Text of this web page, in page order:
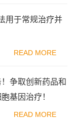
用于常规治疗并
READ MORE
争取创新药品和
基因治疗！
READ MORE